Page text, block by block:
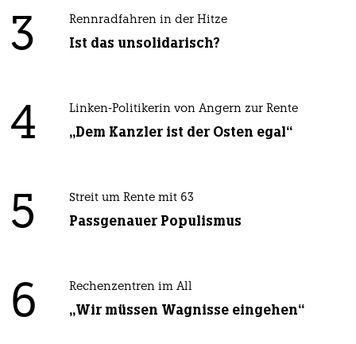
3 Rennradfahren in der Hitze
Ist das unsolidarisch?
4 Linken-Politikerin von Angern zur Rente
„Dem Kanzler ist der Osten egal“
5 Streit um Rente mit 63
Passgenauer Populismus
6 Rechenzentren im All
„Wir müssen Wagnisse eingehen“